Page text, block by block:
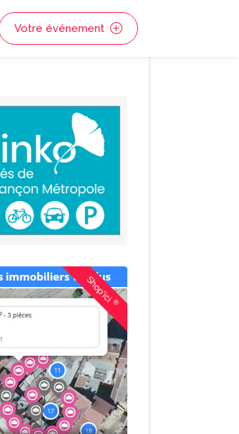
Votre événement
Shop'ici®